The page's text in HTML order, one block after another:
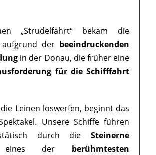
„Strudelfahrt“ bekam die
der beeindruckenden
in der Donau, die früher eine
für die Schifffahrt
Leinen loswerfen, beginnt das
Unsere Schiffe führen
durch die Steinerne
der berühmtesten